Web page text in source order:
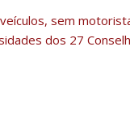
sem
dos 27